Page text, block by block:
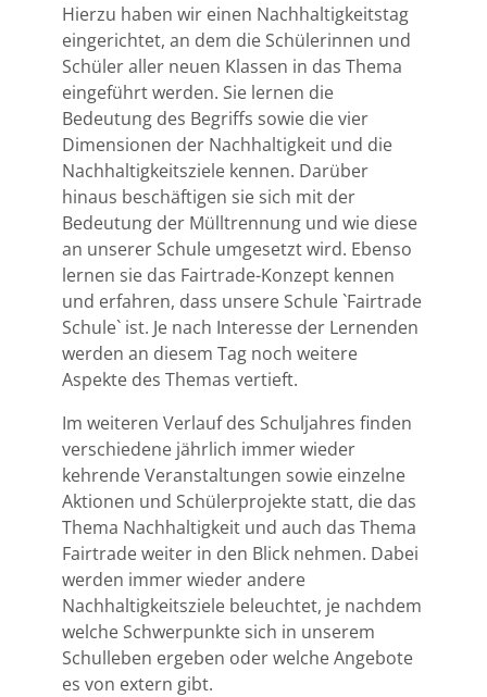
Hierzu haben wir einen Nachhaltigkeitstag
eingerichtet, an dem die Schülerinnen und
Schüler aller neuen Klassen in das Thema
eingeführt werden. Sie lernen die
Bedeutung des Begriffs sowie die vier
Dimensionen der Nachhaltigkeit und die
Nachhaltigkeitsziele kennen. Darüber
hinaus beschäftigen sie sich mit der
Bedeutung der Mülltrennung und wie diese
an unserer Schule umgesetzt wird. Ebenso
lernen sie das Fairtrade-Konzept kennen
und erfahren, dass unsere Schule `Fairtrade
Schule` ist. Je nach Interesse der Lernenden
werden an diesem Tag noch weitere
Aspekte des Themas vertieft.
Im weiteren Verlauf des Schuljahres finden
verschiedene jährlich immer wieder
kehrende Veranstaltungen sowie einzelne
Aktionen und Schülerprojekte statt, die das
Thema Nachhaltigkeit und auch das Thema
Fairtrade weiter in den Blick nehmen. Dabei
werden immer wieder andere
Nachhaltigkeitsziele beleuchtet, je nachdem
welche Schwerpunkte sich in unserem
Schulleben ergeben oder welche Angebote
es von extern gibt.